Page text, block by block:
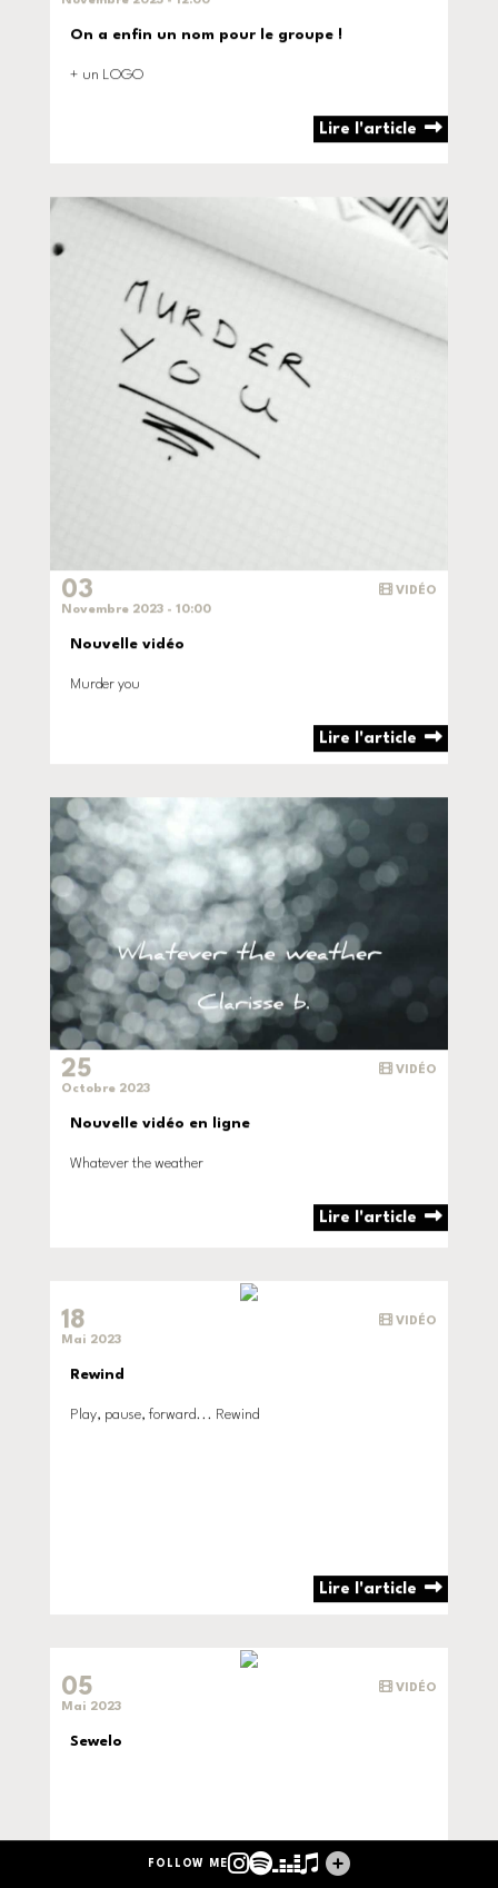
On a enfin un nom pour le groupe !
+ un LOGO
Lire l'article
VIDÉO
03
Novembre 2023 - 10:00
Nouvelle vidéo
Murder you
Lire l'article
VIDÉO
25
Octobre 2023
Nouvelle vidéo en ligne
Whatever the weather
Lire l'article
VIDÉO
18
Mai 2023
Rewind
Play, pause, forward... Rewind
Lire l'article
VIDÉO
05
Mai 2023
Sewelo
FOLLOW ME Instagram
Spotify
Deezer
Apple Music
Tous mes